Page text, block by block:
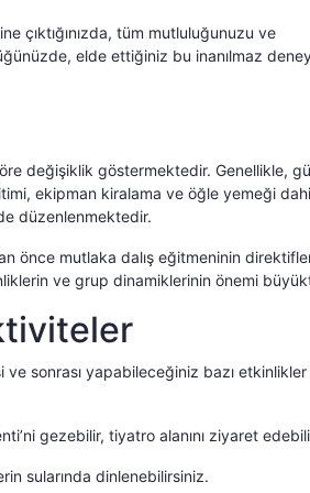
çıktığınızda, tüm mutluluğunuzu ve
elde ettiğiniz bu inanılmaz
değişiklik göstermektedir. Genellikle,
ekipman kiralama ve öğle yemeği
düzenlenmektedir.
önce mutlaka dalış eğitmeninin
ve grup dinamiklerinin önemi
ve sonrası yapabileceğiniz bazı etkinlikler
gezebilir, tiyatro alanını ziyaret
sularında dinlenebilirsiniz.